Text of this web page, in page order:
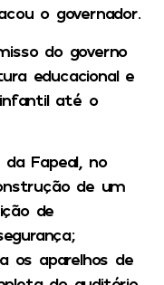
o governador.
do governo
educacional e
até o
Fapeal, no
de um
de
os aparelhos de